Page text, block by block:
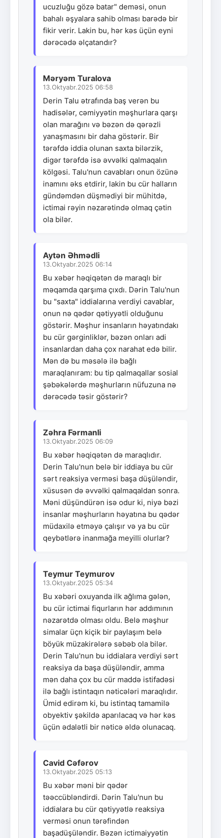
ucuzluğu gözə batar" deməsi, onun
bahalı əşyalara sahib olması barədə bir
fikir verir. Lakin bu, hər kəs üçün eyni
dərəcədə əlçatandır?
Məryəm Turalova
13.Oktyabr.2025 06:58
Derin Talu ətrafında baş verən bu
hadisələr, cəmiyyətin məşhurlara qarşı
olan marağını və bəzən də qərəzli
yanaşmasını bir daha göstərir. Bir
tərəfdə iddia olunan saxta bilərzik,
digər tərəfdə isə əvvəlki qalmaqalın
kölgəsi. Talu'nun cavabları onun özünə
inamını əks etdirir, lakin bu cür halların
gündəmdən düşmədiyi bir mühitdə,
ictimai rəyin nəzarətində olmaq çətin
ola bilər.
Aytən Əhmədli
13.Oktyabr.2025 06:14
Bu xəbər həqiqətən də maraqlı bir
məqamda qarşıma çıxdı. Dərin Talu'nun
bu "saxta" iddialarına verdiyi cavablar,
onun nə qədər qətiyyətli olduğunu
göstərir. Məşhur insanların həyatındakı
bu cür gərginliklər, bəzən onları adi
insanlardan daha çox narahat edə bilir.
Mən də bu məsələ ilə bağlı
maraqlanıram: bu tip qalmaqallar sosial
şəbəkələrdə məşhurların nüfuzuna nə
dərəcədə təsir göstərir?
Zəhra Fərmanli
13.Oktyabr.2025 06:09
Bu xəbər həqiqətən də maraqlıdır.
Derin Talu'nun belə bir iddiaya bu cür
sərt reaksiya verməsi başa düşüləndir,
xüsusən də əvvəlki qalmaqaldan sonra.
Məni düşündürən isə odur ki, niyə bəzi
insanlar məşhurların həyatına bu qədər
müdaxilə etməyə çalışır və ya bu cür
qeybətlərə inanmağa meyilli olurlar?
Teymur Teymurov
13.Oktyabr.2025 05:34
Bu xəbəri oxuyanda ilk ağlıma gələn,
bu cür ictimai fiqurların hər addımının
nəzarətdə olması oldu. Belə məşhur
simalar üçn kiçik bir paylaşım belə
böyük müzakirələrə səbəb ola bilər.
Derin Talu'nun bu iddialara verdiyi sərt
reaksiya da başa düşüləndir, amma
mən daha çox bu cür maddə istifadəsi
ilə bağlı istintaqın nəticələri maraqlıdır.
Ümid edirəm ki, bu istintaq tamamilə
obyektiv şəkildə aparılacaq və hər kəs
üçün ədalətli bir nəticə əldə olunacaq.
Cavid Cəfərov
13.Oktyabr.2025 05:13
Bu xəbər məni bir qədər
təəccübləndirdi. Dərin Talu'nun bu
iddialara bu cür qətiyyətlə reaksiya
verməsi onun tərəfindən
başadüşüləndir. Bəzən ictimaiyyətin